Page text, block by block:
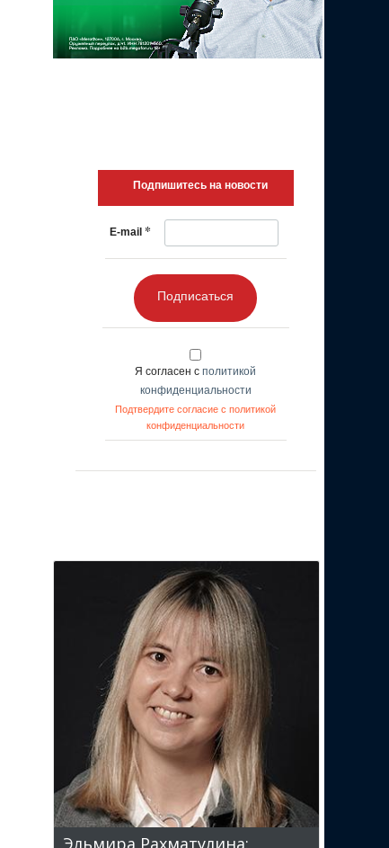
Подпишитесь на новости
E-mail *
Подписаться
Я согласен с политикой
конфиденциальности
Подтвердите согласие с политикой
конфиденциальности
Эльмира Рахматулина: